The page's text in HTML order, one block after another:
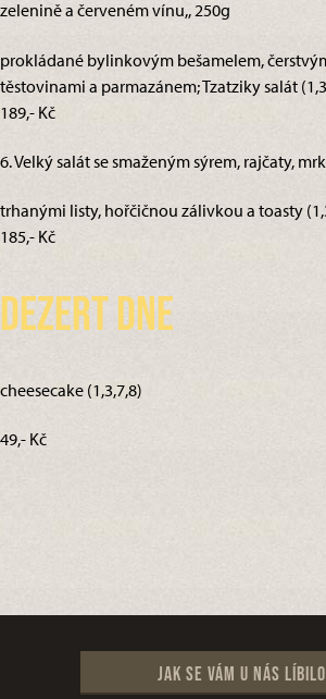
zelenině a červeném vínu,, 250g
prokládané bylinkovým bešamelem,
těstovinami a parmazánem; Tzatziky salát
189,- Kč
6. Velký salát se smaženým sýrem, rajčaty,
trhanými listy, hořčičnou zálivkou a toasty
185,- Kč
Dezert dne
cheesecake (1,3,7,8)
49,- Kč
Jak se vám u nás líbilo